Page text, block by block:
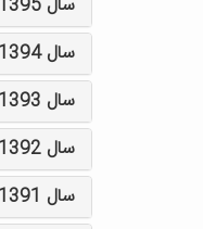
سال 1395 (480)
سال 1394 (554)
سال 1393 (530)
سال 1392 (441)
سال 1391 (524)